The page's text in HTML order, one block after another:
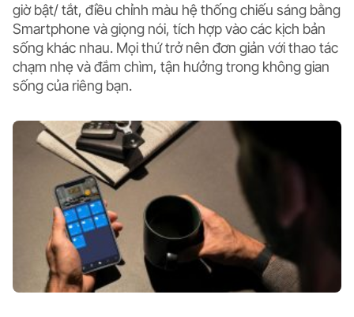
giờ bật/ tắt, điều chỉnh màu hệ thống chiếu sáng bằng
Smartphone và giọng nói, tích hợp vào các kịch bản
sống khác nhau. Mọi thứ trở nên đơn giản với thao tác
chạm nhẹ và đắm chìm, tận hưởng trong không gian
sống của riêng bạn.